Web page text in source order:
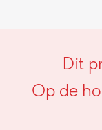
Dit
Op de